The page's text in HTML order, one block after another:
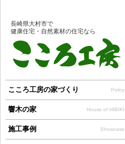
長崎県大村市で
健康住宅・自然素材の住宅なら
こころ工房の家づくり Policy
響木の家 House of HIBIKI
施工事例 Showcase